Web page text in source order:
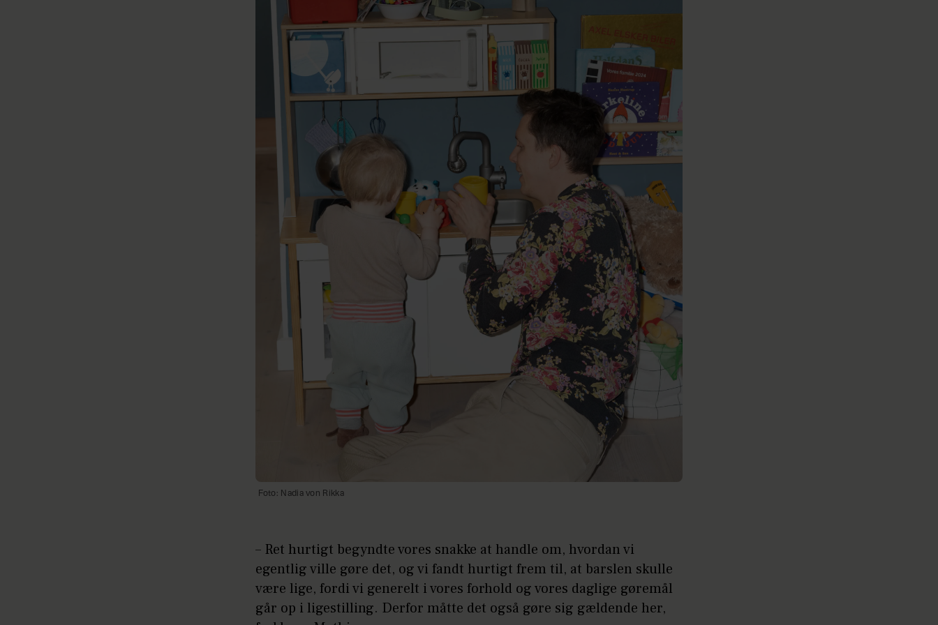
Foto: Nadia von Rikka
– Ret hurtigt begyndte vores snakke at handle om, hvordan vi
egentlig ville gøre det, og vi fandt hurtigt frem til, at barslen skulle
være lige, fordi vi generelt i vores forhold og vores daglige gøremål
går op i ligestilling. Derfor måtte det også gøre sig gældende her,